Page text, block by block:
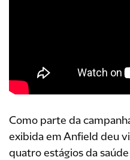
Como parte da
exibida em Anfield deu
quatro estágios da